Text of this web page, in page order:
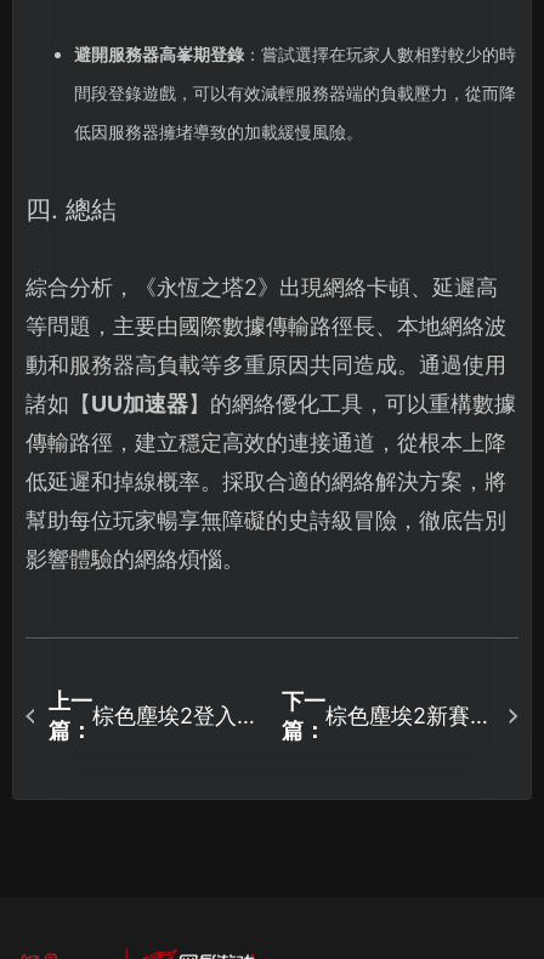
避開服務器高峯期登錄：嘗試選擇在玩家人數相對較少的時
間段登錄遊戲，可以有效減輕服務器端的負載壓力，從而降
低因服務器擁堵導致的加載緩慢風險。
四. 總結
綜合分析，《永恆之塔2》出現網絡卡頓、延遲高
等問題，主要由國際數據傳輸路徑長、本地網絡波
動和服務器高負載等多重原因共同造成。通過使用
諸如【UU加速器】的網絡優化工具，可以重構數據
傳輸路徑，建立穩定高效的連接通道，從根本上降
低延遲和掉線概率。採取合適的網絡解決方案，將
幫助每位玩家暢享無障礙的史詩級冒險，徹底告別
影響體驗的網絡煩惱。
上一
篇：
棕色塵埃2登入卡
開！
下一
篇：
棕色塵埃2新賽季
禮！